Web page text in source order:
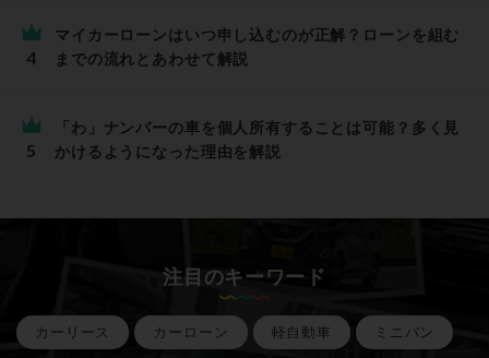
マイカーローンはいつ申し込むのが正解？ローンを組む
までの流れとあわせて解説
「わ」ナンバーの車を個人所有することは可能？多く見
かけるようになった理由を解説
注目のキーワード
カーリース カーローン 軽自動車 ミニバン